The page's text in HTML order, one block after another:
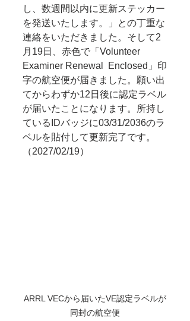
し、数週間以内に更新ステッカー
を発送いたします。」との丁重な
連絡をいただきました。そして2
月19日、赤色で「Volunteer
Examiner Renewal  Enclosed」印
字の航空便が届きました。願い出
てからわずか12日後に認定ラベル
が届いたことになります。所持し
ているIDバッジに03/31/2036のラ
ベルを貼付して更新完了です。
（2027/02/19）
ARRL VECから届いたVE認定ラベルが
同封の航空便